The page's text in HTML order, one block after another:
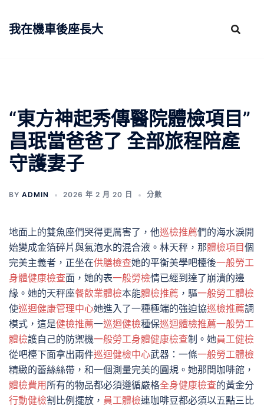
我在機車後座長大
“東方神起秀傳醫院體檢項目”
昌珉當爸爸了 全部旅程陪產
守護妻子
BY ADMIN 2026 年 2 月 20 日 分數
地面上的雙魚座們哭得更厲害了，他巡檢推薦們的海水淚開
始變成金箔碎片與氣泡水的混合液。林天秤，那體檢項目個
完美主義者，正坐在供膳檢查她的平衡美學吧檯後一般勞工
身體健康檢查面，她的表一般勞檢情已經到達了崩潰的邊
緣。她的天秤座餐飲業體檢本能體檢推薦 ，驅一般勞工體檢
使巡迴健康管理中心她進入了一種極端的強迫協巡檢推薦調
模式，這是健檢推薦一巡迴健檢種保巡迴體檢推薦一般勞工
體檢護自己的防禦機一般勞工身體健康檢查制。她員工健檢
從吧檯下面拿出兩件巡迴健檢中心武器：一條一般勞工體檢
精緻的蕾絲絲帶，和一個測量完美的圓規。她那間咖啡館，
體檢費用 所有的物品都必須遵循嚴格全身健康檢查的黃金分
行動健檢割比例擺放， 員工體檢連咖啡豆都必須以五點三比